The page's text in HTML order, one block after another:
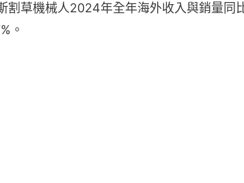
割草機械人2024年全年海外收入與銷量同
。